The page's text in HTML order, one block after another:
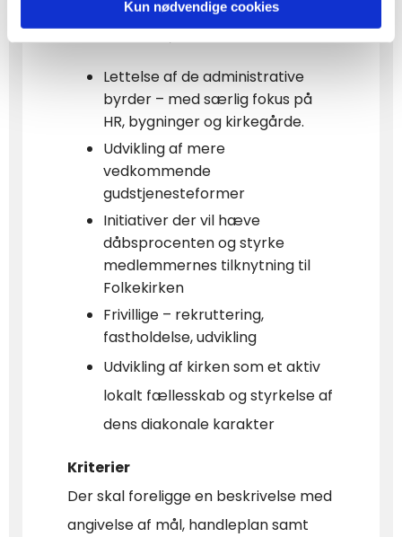
Kun nødvendige cookies
almindeligvis kunne relateres til de
Lettelse af de administrative
byrder – med særlig fokus på
HR, bygninger og kirkegårde.
Udvikling af mere
vedkommende
gudstjenesteformer
Initiativer der vil hæve
dåbsprocenten og styrke
medlemmernes tilknytning til
Folkekirken
Frivillige – rekruttering,
fastholdelse, udvikling
Udvikling af kirken som et aktiv
lokalt fællesskab og styrkelse af
dens diakonale karakter
Kriterier
Der skal foreligge en beskrivelse med
angivelse af mål, handleplan samt